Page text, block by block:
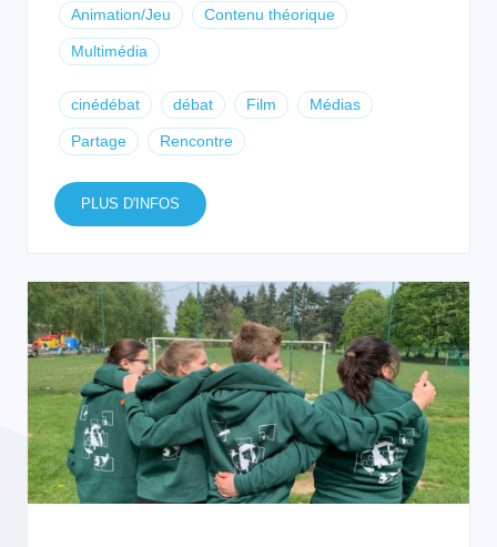
Animation/Jeu Contenu théorique
Multimédia
cinédébat débat Film Médias
Partage Rencontre
PLUS D'INFOS